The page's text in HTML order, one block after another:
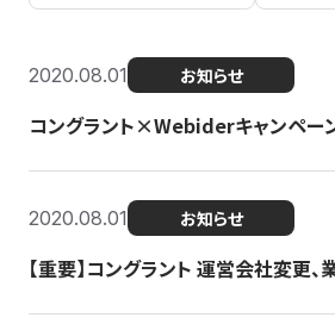
2020.08.01 お知らせ
コングラント×Webiderキャンペー
2020.08.01 お知らせ
【重要】コングラント 運営会社変更